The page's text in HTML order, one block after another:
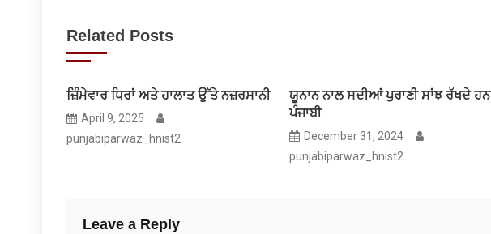
Related Posts
ਜ਼ਿੰਮੇਵਾਰ ਧਿਰਾਂ ਅਤੇ ਹਾਲਾਤ ਉੱਤੇ ਨਜ਼ਰਸਾਨੀ
April 9, 2025
punjabiparwaz_hnist2
ਯੂਨਾਨ ਨਾਲ ਸਦੀਆਂ ਪੁਰਾਣੀ ਸਾਂਝ ਰੱਖਦੇ ਹਨ
ਪੰਜਾਬੀ
December 31, 2024
punjabiparwaz_hnist2
Leave a Reply